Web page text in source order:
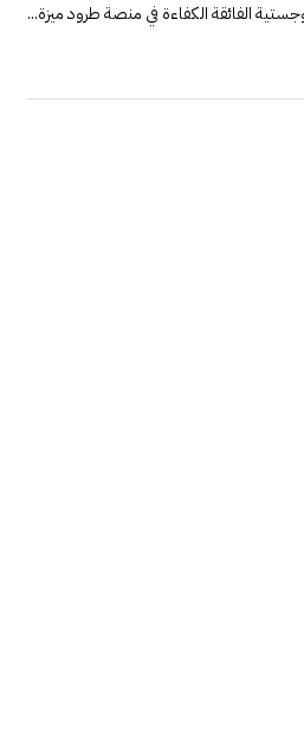
الفائقة الكفاءة في منصة طرود ميزة...